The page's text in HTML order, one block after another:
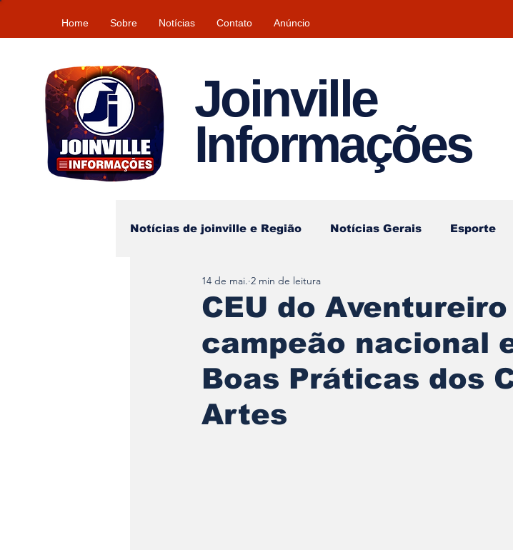
Home Sobre Notícias Contato Anúncio
Joinville
Informações
Notícias de joinville e Região Notícias Gerais Esporte
Tempo\clima
CEU do
campeão nacional
Boas Práticas dos
Artes
14 de mai. 2 min de leitura